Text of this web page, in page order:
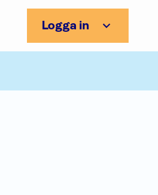
Logga in